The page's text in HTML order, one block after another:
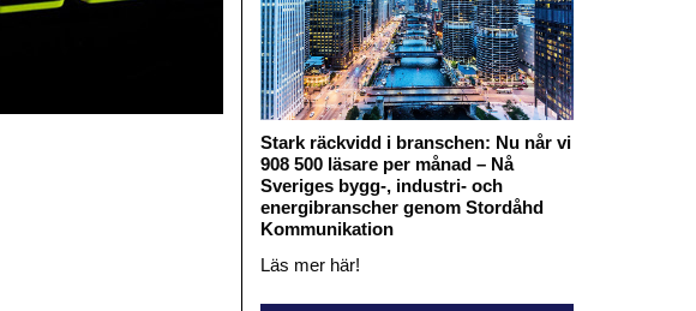
Stark räckvidd i branschen: Nu når vi
908 500 läsare per månad – Nå
Sveriges bygg-, industri- och
energibranscher genom Stordåhd
Kommunikation
Läs mer här!